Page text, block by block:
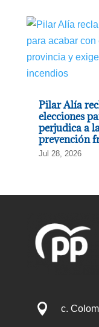
Pilar Alía
elecciones
perjudica a
prevención
Jul 28, 2026
 c.